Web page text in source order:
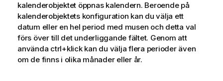
kalenderobjektet öppnas kalendern. Beroende på
kalenderobjektets konfiguration kan du välja ett
datum eller en hel period med musen och detta val
förs över till det underliggande fältet. Genom att
använda ctrl+klick kan du välja flera perioder även
om de finns i olika månader eller år.